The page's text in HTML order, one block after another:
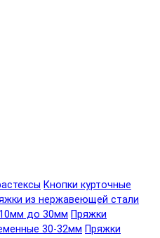
Кнопки курточные
из нержавеющей стали
до 30мм Пряжки
30-32мм Пряжки